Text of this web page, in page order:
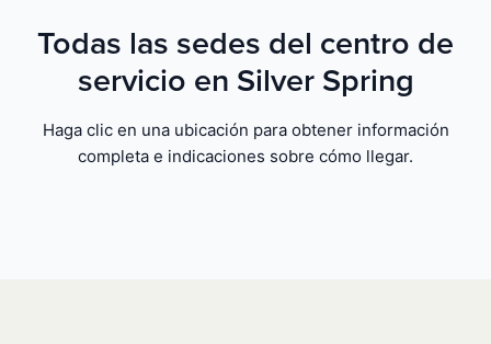
Todas las sedes del centro de
servicio en Silver Spring
Haga clic en una ubicación para obtener información
completa e indicaciones sobre cómo llegar.